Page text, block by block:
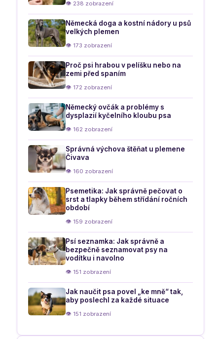
👁 238 zobrazení
Německá doga a kostní nádory u psů
velkých plemen
👁 173 zobrazení
Proč psi hrabou v pelíšku nebo na
zemi před spaním
👁 172 zobrazení
Německý ovčák a problémy s
dysplazií kyčelního kloubu psa
👁 162 zobrazení
Správná výchova štěňat u plemene
Čivava
👁 160 zobrazení
Psemetika: Jak správně pečovat o
srst a tlapky během střídání ročních
období
👁 159 zobrazení
Psí seznamka: Jak správně a
bezpečně seznamovat psy na
vodítku i navolno
👁 151 zobrazení
Jak naučit psa povel „ke mně“ tak,
aby poslechl za každé situace
👁 151 zobrazení